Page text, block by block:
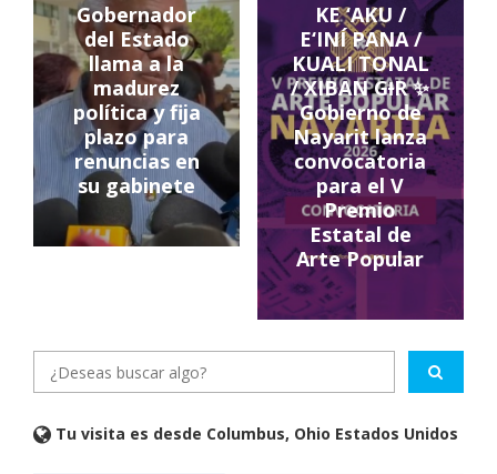
Gobernador
del Estado
llama a la
madurez
política y fija
plazo para
renuncias en
su gabinete
KE ‘AKU /
E‘INÍ PANA /
KUALI TONAL
/ XIBAN GƗR ✨
Gobierno de
Nayarit lanza
convocatoria
para el V
Premio
Estatal de
Arte Popular
Tu visita es desde Columbus, Ohio Estados Unidos